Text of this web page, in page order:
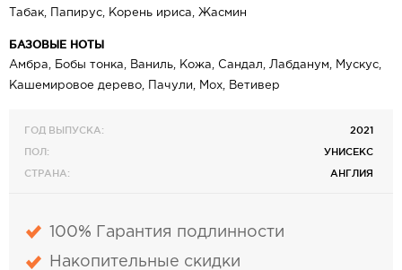
Табак, Папирус, Корень ириса, Жасмин
БАЗОВЫЕ НОТЫ
Амбра, Бобы тонка, Ваниль, Кожа, Сандал, Лабданум, Мускус,
Кашемировое дерево, Пачули, Мох, Ветивер
ГОД ВЫПУСКА:
2021
ПОЛ:
УНИСЕКС
СТРАНА:
АНГЛИЯ
100% Гарантия подлинности
Накопительные скидки